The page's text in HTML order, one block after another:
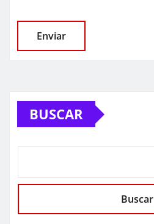
BUSCAR
Buscar